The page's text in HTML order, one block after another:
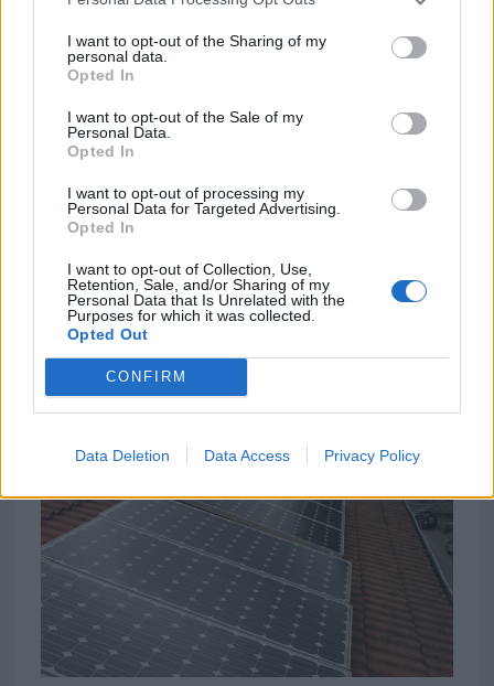
I want to opt-out of the Sharing of my
personal data.
Opted In
I want to opt-out of the Sale of my
Personal Data.
Opted In
I want to opt-out of processing my
Personal Data for Targeted Advertising.
Opted In
I want to opt-out of Collection, Use,
Retention, Sale, and/or Sharing of my
Personal Data that Is Unrelated with the
Purposes for which it was collected.
Opted Out
CONFIRM
Data Deletion Data Access Privacy Policy